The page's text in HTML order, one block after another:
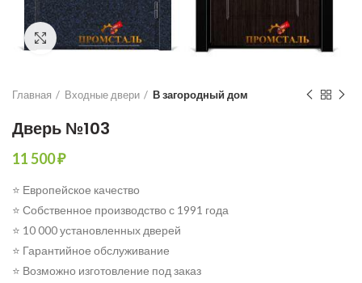
Click to enlarge
Главная Входные двери В загородный дом
Дверь №103
11 500₽
⭐ Европейское качество
⭐ Собственное производство с 1991 года
⭐ 10 000 установленных дверей
⭐ Гарантийное обслуживание
⭐ Возможно изготовление под заказ